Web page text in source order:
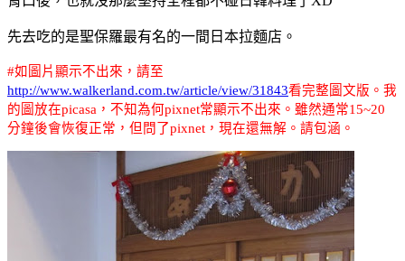
先去吃的是聖保羅最有名的一間日本拉麵店。
#如圖片顯示不出來，請至
http://www.walkerland.com.tw/article/view/31843看完整圖文版。我
的圖放在picasa，不知為何pixnet常顯示不出來。雖然通常15~20
分鐘後會恢復正常，但問了pixnet，現在還無解。請包涵。